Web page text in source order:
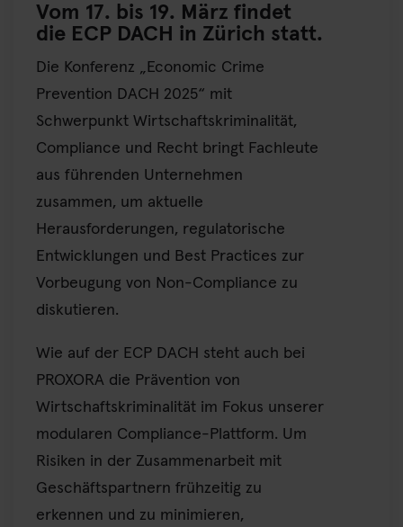
Vom 17. bis 19. März findet
die ECP DACH in Zürich statt.
Die Konferenz „Economic Crime
Prevention DACH 2025“ mit
Schwerpunkt Wirtschaftskriminalität,
Compliance und Recht bringt Fachleute
aus führenden Unternehmen
zusammen, um aktuelle
Herausforderungen, regulatorische
Entwicklungen und Best Practices zur
Vorbeugung von Non-Compliance zu
diskutieren.
Wie auf der ECP DACH steht auch bei
PROXORA die Prävention von
Wirtschaftskriminalität im Fokus unserer
modularen Compliance-Plattform. Um
Risiken in der Zusammenarbeit mit
Geschäftspartnern frühzeitig zu
erkennen und zu minimieren,